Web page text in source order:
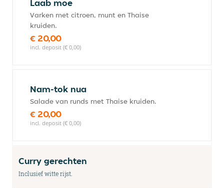
Laab moe
Varken met citroen, munt en Thaise
kruiden.
€ 20,00
incl. deposit (€ 0,00)
Nam-tok nua
Salade van runds met Thaise kruiden.
€ 20,00
incl. deposit (€ 0,00)
Curry gerechten
Inclusief witte rijst.